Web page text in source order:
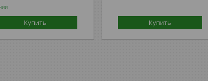
Купить Купить